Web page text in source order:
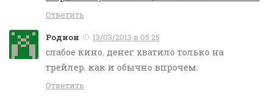
Ответить
Родион 13/03/2013 в 05:25
слабое кино. денег хватило только на
трейлер. как и обычно впрочем.
Ответить